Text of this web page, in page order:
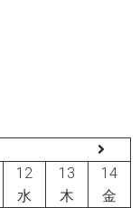
12
水
13
木
14
金